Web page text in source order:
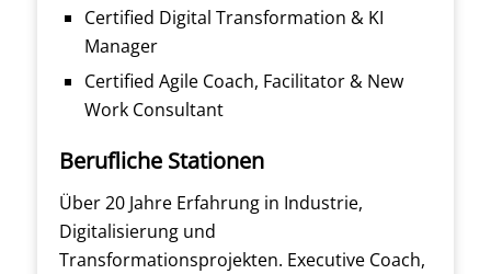
Certified Digital Transformation & KI
Manager
Certified Agile Coach, Facilitator & New
Work Consultant
Berufliche Stationen
Über 20 Jahre Erfahrung in Industrie,
Digitalisierung und
Transformationsprojekten. Executive Coach,